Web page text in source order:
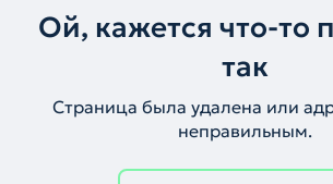
Ой, кажется что-то
так
Страница была удалена или
неправильным.